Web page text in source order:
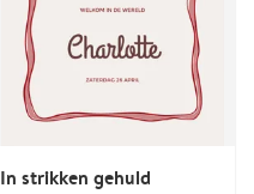
In strikken gehuld